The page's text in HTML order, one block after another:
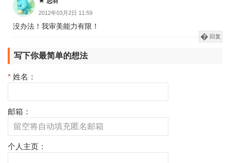
2012年03月2日 11:59
没办法！我审美能力有限！
回复
写下你最简单的想法
* 姓名：
邮箱：
个人主页：